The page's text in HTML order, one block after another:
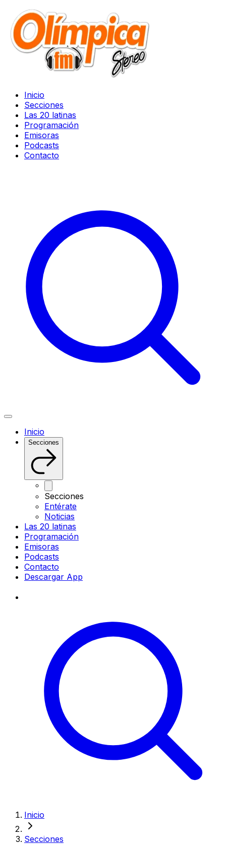
Inicio
Secciones
Las 20 latinas
Programación
Emisoras
Podcasts
Contacto
Inicio
Secciones
Secciones
Entérate
Noticias
Las 20 latinas
Programación
Emisoras
Podcasts
Contacto
Descargar App
Inicio
Secciones